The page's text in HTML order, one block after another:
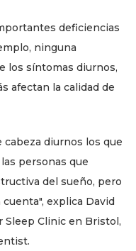
deficiencias
ninguna
los síntomas diurnos,
afectan la calidad de
cabeza diurnos los que
personas que
del sueño, pero
explica David
Sleep Clinic en Bristol,